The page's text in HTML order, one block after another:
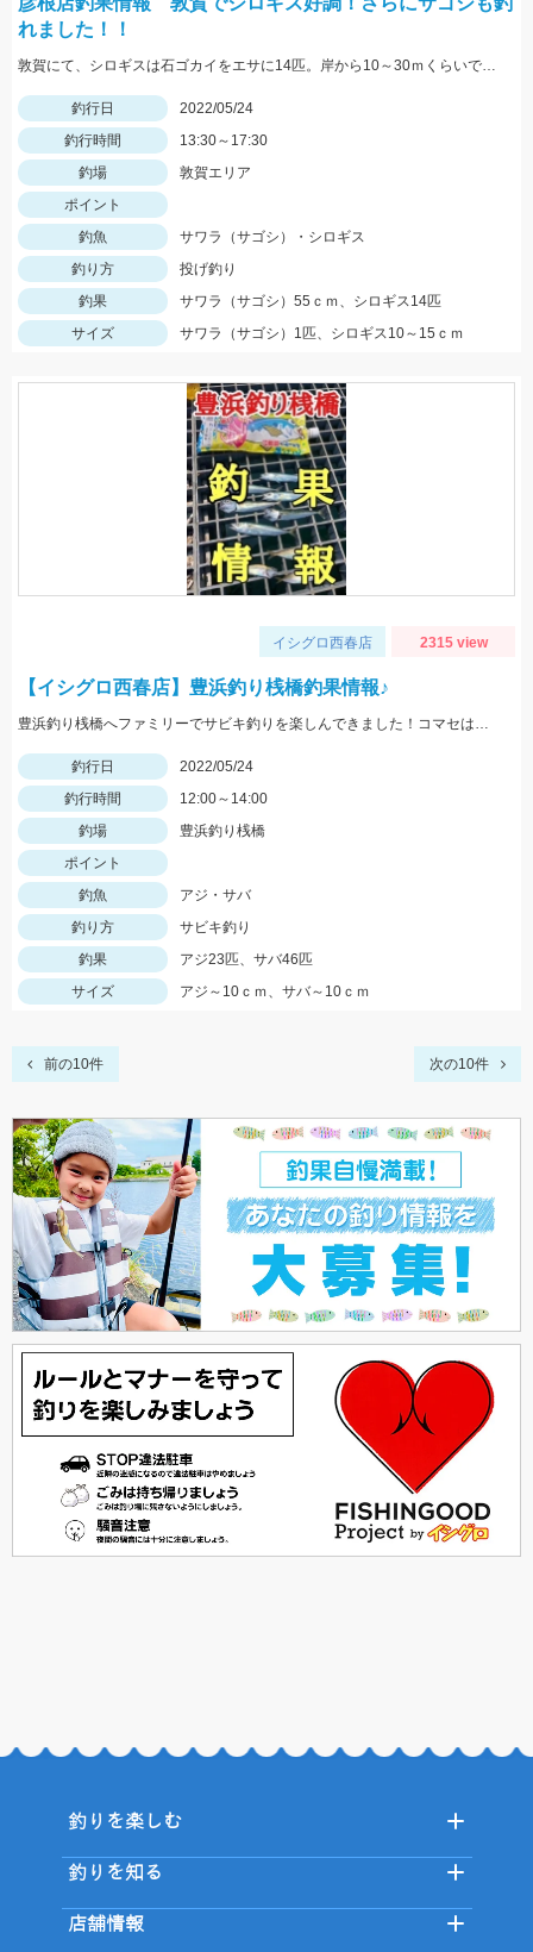
れました！！
敦賀にて、シロギスは石ゴカイをエサに14匹。岸から10～30ｍくらいでもよく当たる。夕方にサゴシがヒット、ルアーはレンジバイブ55。
釣行日
2022/05/24
釣行時間
13:30～17:30
釣場
敦賀エリア
ポイント
釣魚
サワラ（サゴシ）・シロギス
釣り方
投げ釣り
釣果
サワラ（サゴシ）55ｃｍ、シロギス14匹
サイズ
サワラ（サゴシ）1匹、シロギス10～15ｃｍ
イシグロ西春店 2315 view
【イシグロ西春店】豊浜釣り桟橋釣果情報♪
豊浜釣り桟橋へファミリーでサビキ釣りを楽しんできました！コマセはサビキ三昧、イワシ三昧がオススメです！
釣行日
2022/05/24
釣行時間
12:00～14:00
釣場
豊浜釣り桟橋
ポイント
釣魚
アジ・サバ
釣り方
サビキ釣り
釣果
アジ23匹、サバ46匹
サイズ
アジ～10ｃｍ、サバ～10ｃｍ
前の10件 次の10件
釣りを楽しむ
釣りを知る
店舗情報